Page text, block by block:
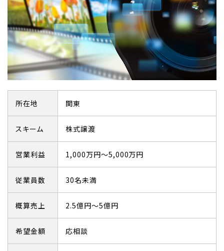
所在地 関東
スキーム 株式譲渡
営業利益 1,000万円～5,000万円
従業員数 30名未満
概算売上 2.5億円～5億円
希望金額 応相談